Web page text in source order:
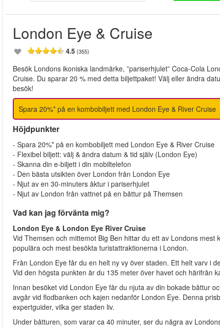
London Eye & Cruise
4.5 (355)
Besök Londons ikoniska landmärke, ”pariserhjulet” Coca-Cola
Cruise. Du sparar 20 % med detta biljettpaket! Välj eller ändra
besök!
Spara 20%* på en kombobiljett med London Eye & River Cruise
Höjdpunkter
- Spara 20%* på en kombobiljett med London Eye & River Cruise
- Flexibel biljett: välj & ändra datum & tid själv (London Eye)
- Skanna din e-biljett i din mobiltelefon
- Den bästa utsikten över London från London Eye
- Njut av en 30-minuters åktur i pariserhjulet
- Njut av London från vattnet på en båttur på Themsen
Vad kan jag förvänta mig?
London Eye & London Eye River Cruise
Vid Themsen och mittemot Big Ben hittar du ett av Londons
populära och mest besökta turistattraktionerna i London.
Från London Eye får du en helt ny vy över staden. Ett helt varv i
Vid den högsta punkten är du 135 meter över havet och härifrån
Innan besöket vid London Eye får du njuta av din bokade båttur
avgår vid flodbanken och kajen nedanför London Eye. Denna
expertguider, vilka ger staden liv.
Under båtturen, som varar ca 40 minuter, ser du några av